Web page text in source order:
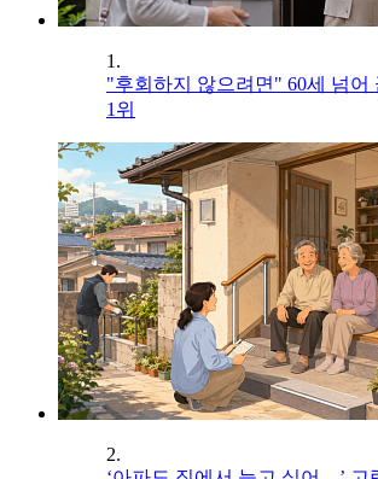
1.
"후회하지 않으려면" 60세 넘어
1위
2.